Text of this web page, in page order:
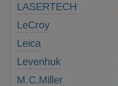
LASERTECH
LeCroy
Leica
Levenhuk
M.C.Miller